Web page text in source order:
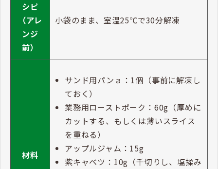
シピ
（アレ
ンジ
前）
小袋のまま、室温25℃で30分解凍
材料
サンド用パンａ：1個（事前に解凍し
ておく）
業務用ローストポーク：60g（厚めに
カットする、もしくは薄いスライス
を重ねる）
アップルジャム：15g
紫キャベツ：10g（千切りし、塩揉み